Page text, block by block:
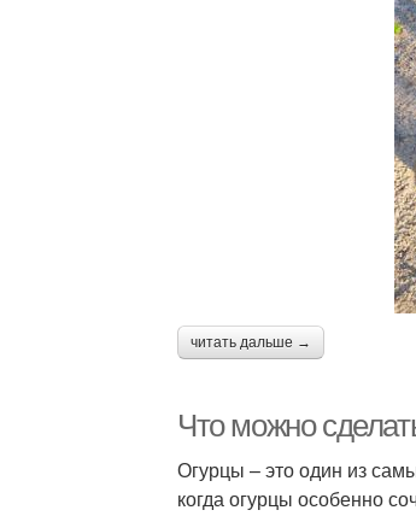
читать дальше →
Что можно
Огурцы – это один из
когда огурцы особенно